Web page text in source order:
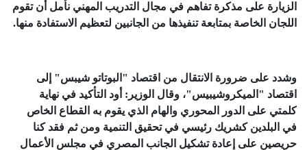
الزيارة على مذكرة تفاهم في مجال التدريب المهني نأمل أن تقوم
اللجان الخاصة بمتابعة تنفيذها من الجانبين لتعظيم الاستفادة منها.
وشدد على ضرورة الانتقال من اقتصاد "البوتاتو شيبس" إلى
اقتصاد "الميكروشيبيس"، وقال الوزير: أود التأكيد في نهاية
كلمتي على الدور المحوري والهام الذي يقوم به القطاع الخاص
في البلدين كشريك رئيسي في تحقيق التنمية ومن ثم فقد كنا
حريصين على إعادة تشكيل الجانب المصري في مجلس الأعمال